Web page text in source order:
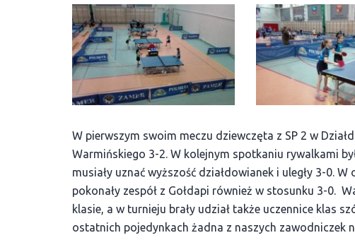
W pierwszym swoim meczu dziewczęta z SP 2 w
Warmińskiego 3-2. W kolejnym spotkaniu rywalkami
musiały uznać wyższość działdowianek i uległy 3-0.
pokonały zespół z Gołdapi również w stosunku 3-0.
klasie, a w turnieju brały udział także uczennice klas
ostatnich pojedynkach żadna z naszych zawodniczek